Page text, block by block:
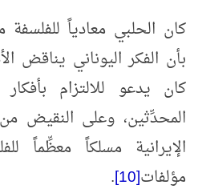
كان الحلبي معادياً للفلسفة
بأن الفكر اليوناني يناقض
كان يدعو للالتزام بأفكار
المحدِّثين، وعلى النقيض
الإيرانية مسلكاً معظِّماً
مؤلفات[10]
.